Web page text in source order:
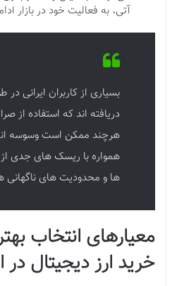
آتی، به فعالیت خود در بازار
بسیاری از کاربران ایرانی
دریافته اند که استفاده از
هرچند ممکن است وسوسه
همواره با ریسک های جدی
ها و محدودیت های ناگهانی
معیارهای انتخاب
خرید ارز دیجیتال در